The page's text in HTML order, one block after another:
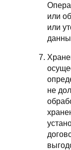
или
или
не